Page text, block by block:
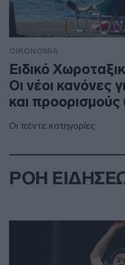
ΟΙΚΟΝΟΜΙΑ
Ειδικό
Οι νέοι κανόνες
και προορισμούς
Οι πέντε κατηγορίες
ΡΟΗ